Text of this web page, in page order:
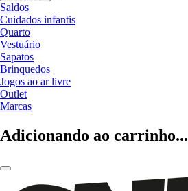
Saldos
Cuidados infantis
Quarto
Vestuário
Sapatos
Brinquedos
Jogos ao ar livre
Outlet
Marcas
Adicionando ao carrinho...